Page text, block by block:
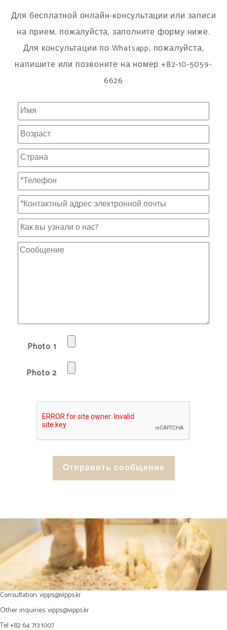
Для бесплатной онлайн-консультации или записи
на прием, пожалуйста, заполните форму ниже.
Для консультации по Whatsapp, пожалуйста,
напишите или позвоните на номер +82-10-5059-
6626
Photo 1
Photo 2
Consultation:vipps@vipps.kr
Other inquiries:vipps@vipps.kr
Tel +82 64 713 1007